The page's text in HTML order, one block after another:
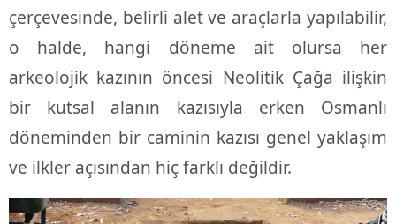
çerçevesinde, belirli alet ve araçlarla yapılabilir,
o halde, hangi döneme ait olursa her
arkeolojik kazının öncesi Neolitik Çağa ilişkin
bir kutsal alanın kazısıyla erken Osmanlı
döneminden bir caminin kazısı genel yaklaşım
ve ilkler açısından hiç farklı değildir.